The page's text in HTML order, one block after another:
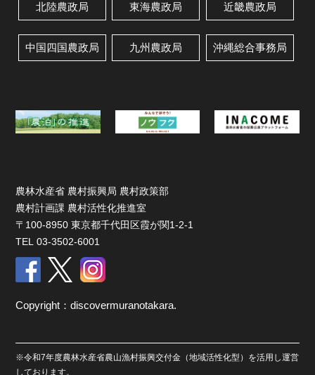
北陸農政局 東海農政局 近畿農政局
中国四国農政局 九州農政局 沖縄総合事務局
農林水産省 農村振興局 農村政策部
農村計画課 農村活性化推進室
〒100-8950 東京都千代田区霞が関1-2-1
TEL 03-3502-6001
Copyright：discovermuranotakara.
※令和7年度農林水産省農山漁村振興交付金（地域活性化型）を活用し運営
しております。